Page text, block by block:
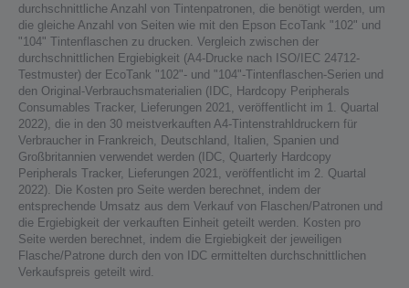
durchschnittliche Anzahl von Tintenpatronen, die benötigt werden, um
die gleiche Anzahl von Seiten wie mit den Epson EcoTank "102" und
"104" Tintenflaschen zu drucken. Vergleich zwischen der
durchschnittlichen Ergiebigkeit (A4-Drucke nach ISO/IEC 24712-
Testmuster) der EcoTank "102"- und "104"-Tintenflaschen-Serien und
den Original-Verbrauchsmaterialien (IDC, Hardcopy Peripherals
Consumables Tracker, Lieferungen 2021, veröffentlicht im 1. Quartal
2022), die in den 30 meistverkauften A4-Tintenstrahldruckern für
Verbraucher in Frankreich, Deutschland, Italien, Spanien und
Großbritannien verwendet werden (IDC, Quarterly Hardcopy
Peripherals Tracker, Lieferungen 2021, veröffentlicht im 2. Quartal
2022). Die Kosten pro Seite werden berechnet, indem der
entsprechende Umsatz aus dem Verkauf von Flaschen/Patronen und
die Ergiebigkeit der verkauften Einheit geteilt werden. Kosten pro
Seite werden berechnet, indem die Ergiebigkeit der jeweiligen
Flasche/Patrone durch den von IDC ermittelten durchschnittlichen
Verkaufspreis geteilt wird.